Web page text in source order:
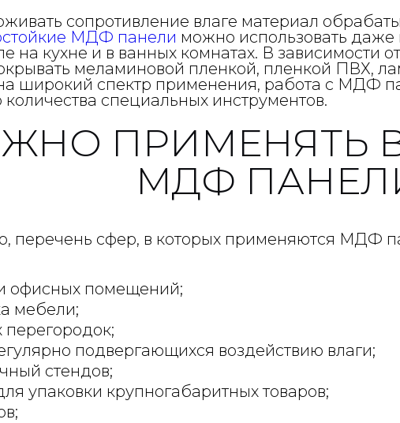
сопротивление влаге материал
МДФ панели можно использовать
на кухне и в ванных комнатах. В зависимости
меламиновой пленкой, пленкой ПВХ,
широкий спектр применения, работа с МДФ
специальных инструментов.
ПРИМЕНЯТЬ
МДФ
перечень сфер, в которых применяются МДФ
офисных помещений;
мебели;
подвергающихся воздействию влаги;
стендов;
упаковки крупногабаритных товаров;